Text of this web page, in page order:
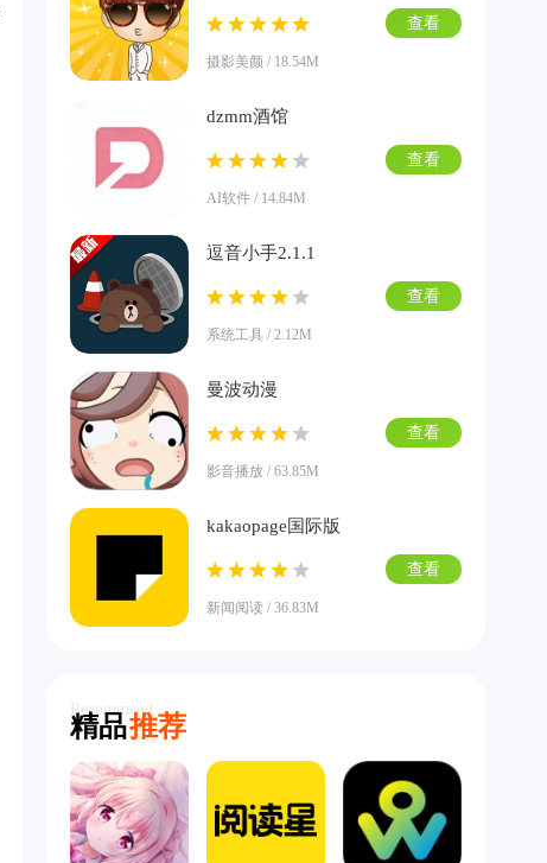
摄影美颜 / 18.54M
查看
dzmm酒馆
AI软件 / 14.84M
查看
逗音小手2.1.1
系统工具 / 2.12M
查看
曼波动漫
影音播放 / 63.85M
查看
kakaopage国际版
新闻阅读 / 36.83M
查看
精品推荐
Recommend